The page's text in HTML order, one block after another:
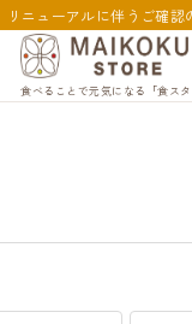
リニューアルに伴うご確認
食べることで元気になる「食ス